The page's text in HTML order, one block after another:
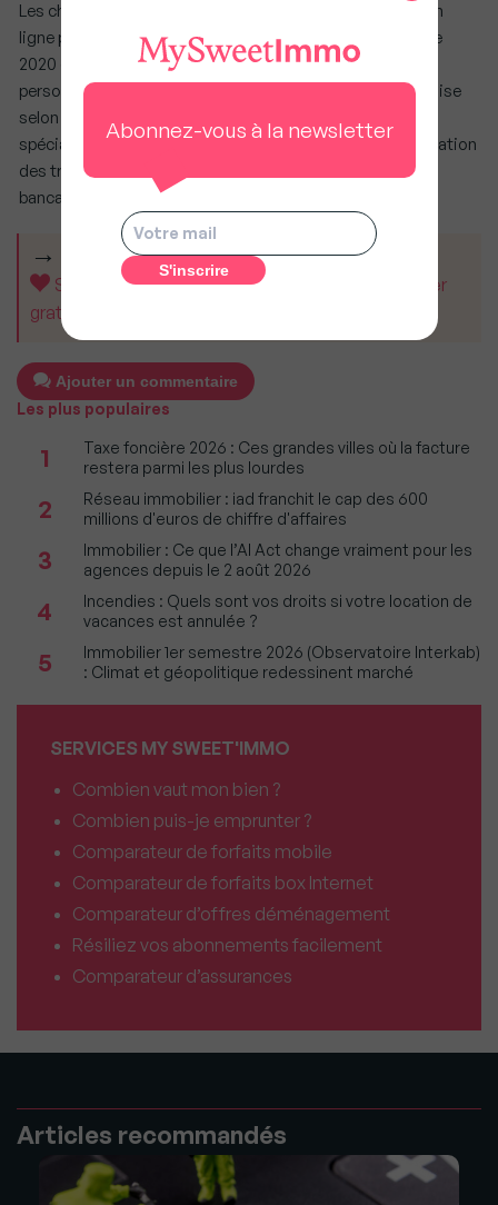
Les chiffres ci-dessus émanent d’un sondage effectué en
ligne par Diffusis France pour
Meelo
entre le 27 décembre
2020 et le 06 janvier 2021 auprès d’un échantillon de 1267
personnes représentatif de la population nationale française
selon la méthode des quotas. Mello est une fintech
spécialisée dans l’identification des fraudes et la sécurisation
des transactions financières et notamment des prêts
bancaires.
CET ARTICLE VOUS A AIDÉ ?
Soutenez MySweetImmo et aidez-nous à rester
gratuit pour tous.
Ajouter un commentaire
Les plus populaires
1
Taxe foncière 2026 : Ces grandes villes où la facture
restera parmi les plus lourdes
2
Réseau immobilier : iad franchit le cap des 600
millions d'euros de chiffre d'affaires
3
Immobilier : Ce que l’AI Act change vraiment pour les
agences depuis le 2 août 2026
4
Incendies : Quels sont vos droits si votre location de
vacances est annulée ?
5
Immobilier 1er semestre 2026 (Observatoire Interkab)
: Climat et géopolitique redessinent marché
SERVICES MY SWEET'IMMO
Combien vaut mon bien ?
Combien puis-je emprunter ?
Comparateur de forfaits mobile
Comparateur de forfaits box Internet
Comparateur d’offres déménagement
Résiliez vos abonnements facilement
Comparateur d’assurances
Articles recommandés
Abonnez-vous à la newsletter